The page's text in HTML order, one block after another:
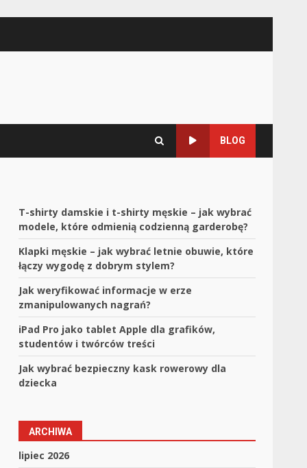
BLOG
T-shirty damskie i t-shirty męskie – jak wybrać
modele, które odmienią codzienną garderobę?
Klapki męskie – jak wybrać letnie obuwie, które
łączy wygodę z dobrym stylem?
Jak weryfikować informacje w erze
zmanipulowanych nagrań?
iPad Pro jako tablet Apple dla grafików,
studentów i twórców treści
Jak wybrać bezpieczny kask rowerowy dla
dziecka
ARCHIWA
lipiec 2026